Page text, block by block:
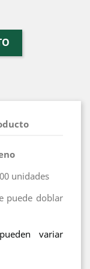
unidades
puede doblar
variar